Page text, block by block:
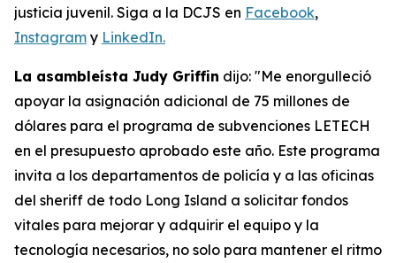
justicia juvenil. Siga a la DCJS en Facebook,
Instagram y LinkedIn.
La asambleísta Judy Griffin dijo: "Me enorgulleció
apoyar la asignación adicional de 75 millones de
dólares para el programa de subvenciones LETECH
en el presupuesto aprobado este año. Este programa
invita a los departamentos de policía y a las oficinas
del sheriff de todo Long Island a solicitar fondos
vitales para mejorar y adquirir el equipo y la
tecnología necesarios, no solo para mantener el ritmo